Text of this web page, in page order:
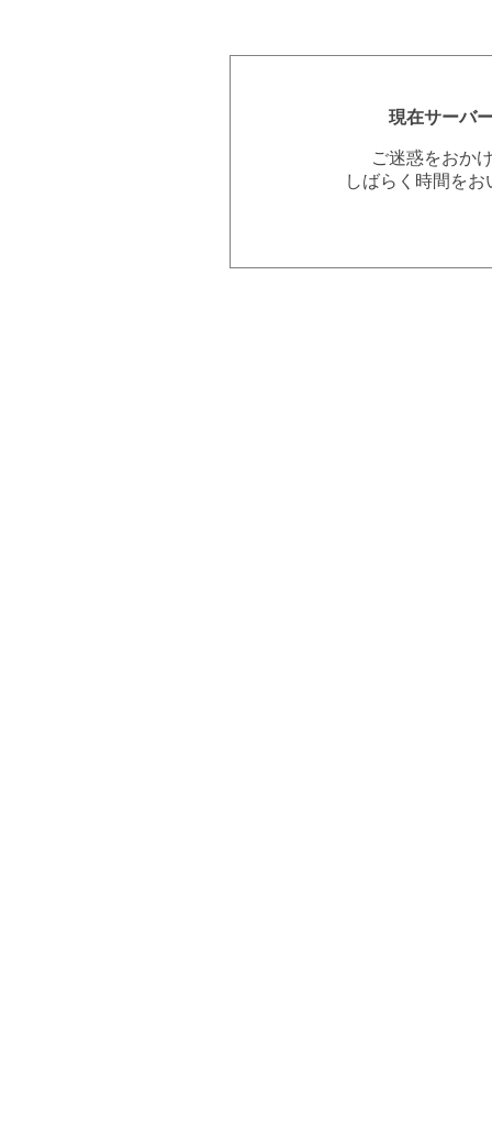
現在サーバ
ご迷惑をおか
しばらく時間を